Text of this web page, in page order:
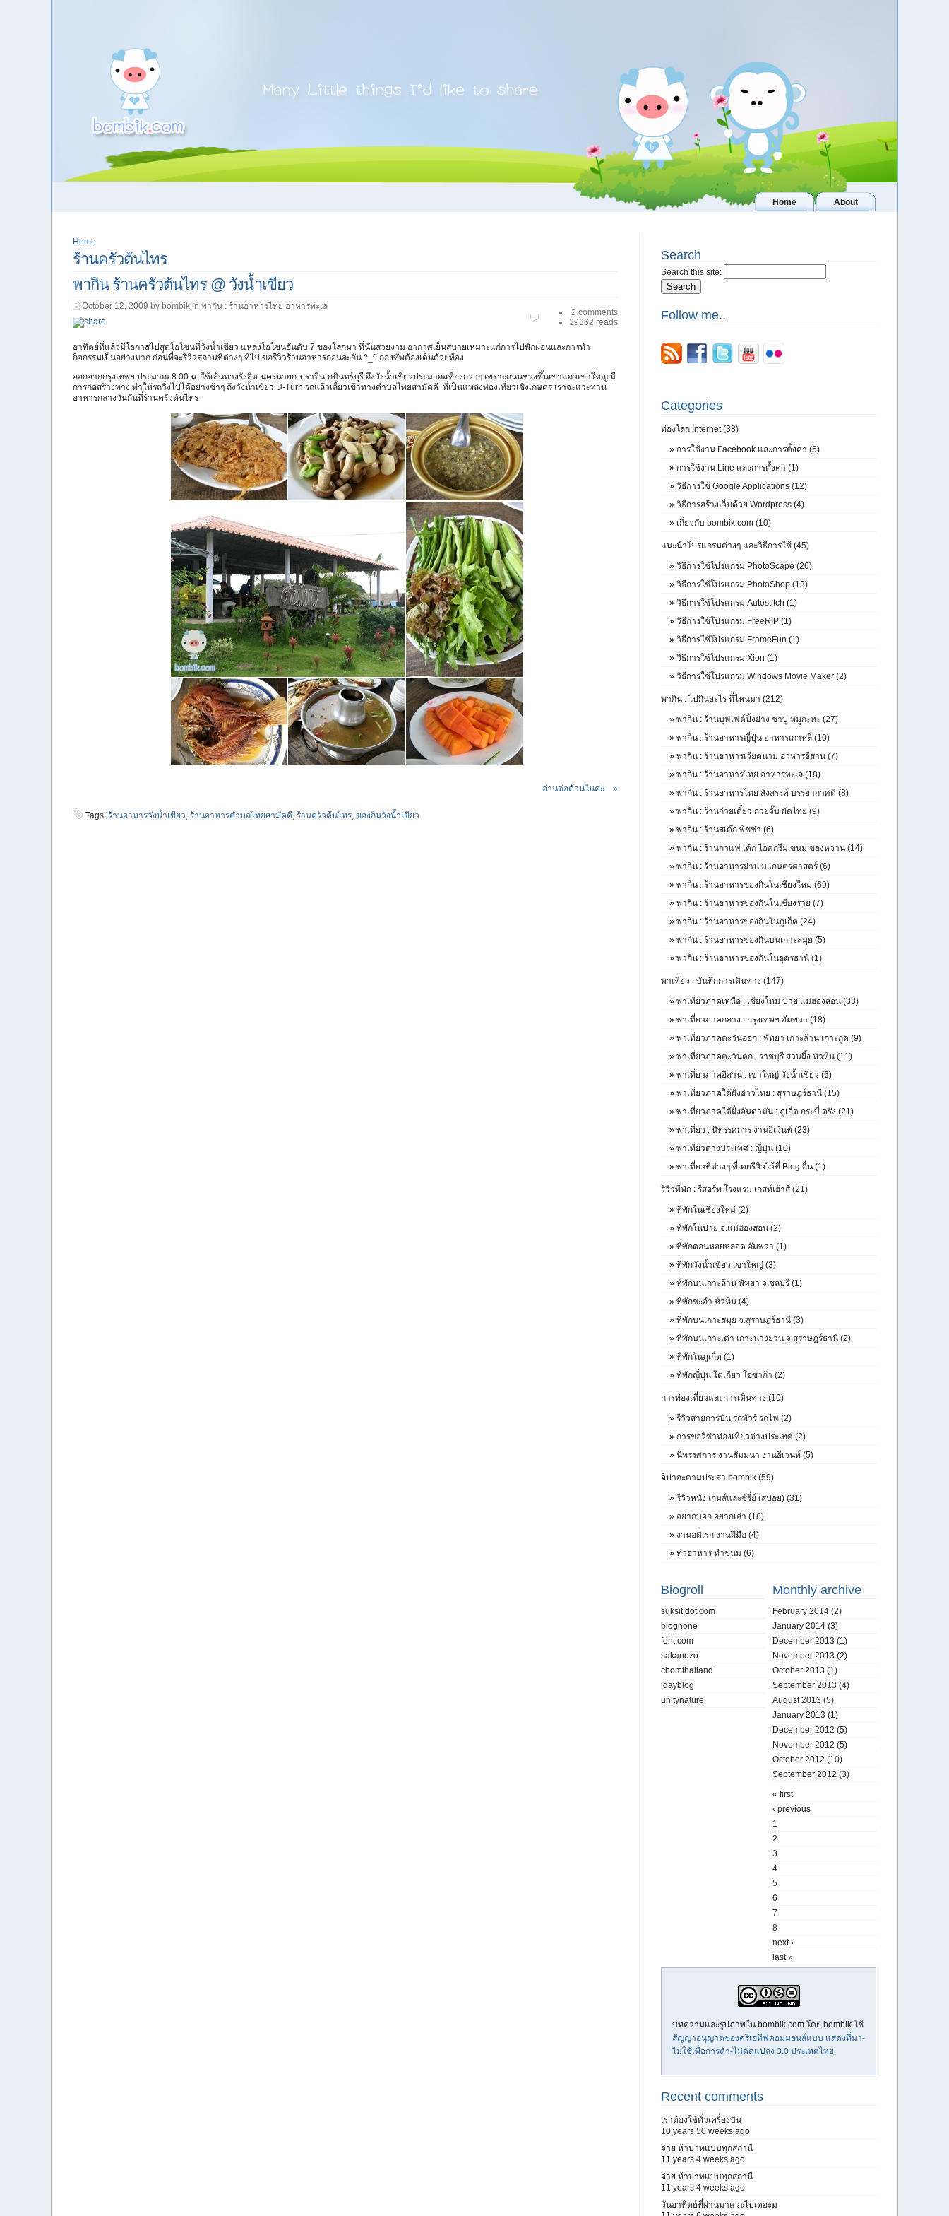
Home About
Home
ร้านครัวต้นไทร
พากิน ร้านครัวต้นไทร @ วังน้ำเขียว
October 12, 2009 by bombik in พากิน : ร้านอาหารไทย อาหารทะเล
2 comments
39362 reads
อาทิตย์ที่แล้วมีโอกาสไปสูดโอโซนที่วังน้ำเขียว แหล่งโอโซนอันดับ 7 ของโลกมา ที่นั่นสวยงาม อากาศเย็นสบายเหมาะแก่การไปพักผ่อนและการทำ
กิจกรรมเป็นอย่างมาก ก่อนที่จะรีวิวสถานที่ต่างๆ ที่ไป ขอรีวิวร้านอาหารก่อนละกัน ^_^ กองทัพต้องเดินด้วยท้อง
ออกจากกรุงเทพฯ ประมาณ 8.00 น. ใช้เส้นทางรังสิต-นครนายก-ปราจีน-กบินทร์บุรี ถึงวังน้ำเขียวประมาณเที่ยงกว่าๆ เพราะถนนช่วงขึ้นเขาแถวเขาใหญ่ มี
การก่อสร้างทาง ทำให้รถวิ่งไปได้อย่างช้าๆ ถึงวังน้ำเขียว U-Turn รถแล้วเลี้ยวเข้าทางตำบลไทยสามัคคี ที่เป็นแหล่งท่องเที่ยวเชิงเกษตร เราจะแวะทาน
อาหารกลางวันกันที่ร้านครัวต้นไทร
อ่านต่อด้านในค่ะ... »
Tags: ร้านอาหารวังน้ำเขียว, ร้านอาหารตำบลไทยสามัคคี, ร้านครัวต้นไทร, ของกินวังน้ำเขียว
Search
Search this site:
Follow me..
Categories
ท่องโลก Internet (38)
» การใช้งาน Facebook และการตั้งค่า (5)
» การใช้งาน Line และการตั้งค่า (1)
» วิธีการใช้ Google Applications (12)
» วิธีการสร้างเว็บด้วย Wordpress (4)
» เกี่ยวกับ bombik.com (10)
แนะนำโปรแกรมต่างๆ และวิธีการใช้ (45)
» วิธีการใช้โปรแกรม PhotoScape (26)
» วิธีการใช้โปรแกรม PhotoShop (13)
» วิธีการใช้โปรแกรม Autostitch (1)
» วิธีการใช้โปรแกรม FreeRIP (1)
» วิธีการใช้โปรแกรม FrameFun (1)
» วิธีการใช้โปรแกรม Xion (1)
» วิธีการใช้โปรแกรม Windows Movie Maker (2)
พากิน : ไปกินอะไร ที่ไหนมา (212)
» พากิน : ร้านบุฟเฟต์ปิ้งย่าง ชาบู หมูกะทะ (27)
» พากิน : ร้านอาหารญี่ปุ่น อาหารเกาหลี (10)
» พากิน : ร้านอาหารเวียดนาม อาหารอีสาน (7)
» พากิน : ร้านอาหารไทย อาหารทะเล (18)
» พากิน : ร้านอาหารไทย สังสรรค์ บรรยากาศดี (8)
» พากิน : ร้านก๋วยเตี๋ยว ก๋วยจั๊บ ผัดไทย (9)
» พากิน : ร้านสเต๊ก พิชซ่า (6)
» พากิน : ร้านกาแฟ เค้ก ไอศกรีม ขนม ของหวาน (14)
» พากิน : ร้านอาหารย่าน ม.เกษตรศาสตร์ (6)
» พากิน : ร้านอาหารของกินในเชียงใหม่ (69)
» พากิน : ร้านอาหารของกินในเชียงราย (7)
» พากิน : ร้านอาหารของกินในภูเก็ต (24)
» พากิน : ร้านอาหารของกินบนเกาะสมุย (5)
» พากิน : ร้านอาหารของกินในอุดรธานี (1)
พาเที่ยว : บันทึกการเดินทาง (147)
» พาเที่ยวภาคเหนือ : เชียงใหม่ ปาย แม่ฮ่องสอน (33)
» พาเที่ยวภาคกลาง : กรุงเทพฯ อัมพวา (18)
» พาเที่ยวภาคตะวันออก : พัทยา เกาะล้าน เกาะกูด (9)
» พาเที่ยวภาคตะวันตก : ราชบุรี สวนผึ้ง หัวหิน (11)
» พาเที่ยวภาคอีสาน : เขาใหญ่ วังน้ำเขียว (6)
» พาเที่ยวภาคใต้ฝั่งอ่าวไทย : สุราษฎร์ธานี (15)
» พาเที่ยวภาคใต้ฝั่งอันดามัน : ภูเก็ต กระบี่ ตรัง (21)
» พาเที่ยว : นิทรรศการ งานอีเว้นท์ (23)
» พาเที่ยวต่างประเทศ : ญี่ปุ่น (10)
» พาเที่ยวที่ต่างๆ ที่เคยรีวิวไว้ที่ Blog อื่น (1)
รีวิวที่พัก : รีสอร์ท โรงแรม เกสท์เฮ้าส์ (21)
» ที่พักในเชียงใหม่ (2)
» ที่พักในปาย จ.แม่ฮ่องสอน (2)
» ที่พักดอนหอยหลอด อัมพวา (1)
» ที่พักวังน้ำเขียว เขาใหญ่ (3)
» ที่พักบนเกาะล้าน พัทยา จ.ชลบุรี (1)
» ที่พักชะอำ หัวหิน (4)
» ที่พักบนเกาะสมุย จ.สุราษฎร์ธานี (3)
» ที่พักบนเกาะเต่า เกาะนางยวน จ.สุราษฎร์ธานี (2)
» ที่พักในภูเก็ต (1)
» ที่พักญี่ปุ่น โตเกียว โอซาก้า (2)
การท่องเที่ยวและการเดินทาง (10)
»รีวิวสายการบิน รถทัวร์ รถไฟ (2)
» การขอวีซ่าท่องเที่ยวต่างประเทศ (2)
» นิทรรศการ งานสัมมนา งานอีเวนท์ (5)
จิปาถะตามประสา bombik (59)
»รีวิวหนัง เกมส์และซีรี่ย์ (สปอย) (31)
» อยากบอก อยากเล่า (18)
» งานอดิเรก งานฝีมือ (4)
» ทำอาหาร ทำขนม (6)
Blogroll
suksit dot com
blognone
font.com
sakanozo
chomthailand
idayblog
unitynature
Monthly archive
February 2014 (2)
January 2014 (3)
December 2013 (1)
November 2013 (2)
October 2013 (1)
September 2013 (4)
August 2013 (5)
January 2013 (1)
December 2012 (5)
November 2012 (5)
October 2012 (10)
September 2012 (3)
« first
‹ previous
1
2
3
4
5
6
7
8
next ›
last »
บทความและรูปภาพใน bombik.com โดย bombik ใช้
สัญญาอนุญาตของครีเอทีฟคอมมอนส์แบบ แสดงที่มา-
ไม่ใช้เพื่อการค้า-ไม่ดัดแปลง 3.0 ประเทศไทย.
Recent comments
เราต้องใช้ตั๋วเครื่องบิน
10 years 50 weeks ago
จ่าย ห้าบาทแบบทุกสถานี
11 years 4 weeks ago
จ่าย ห้าบาทแบบทุกสถานี
11 years 4 weeks ago
วันอาทิตย์ที่ผ่านมาแวะไปเดอะม